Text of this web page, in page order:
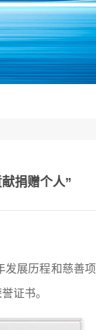
捐赠个人”
发展历程和慈善项
证书。